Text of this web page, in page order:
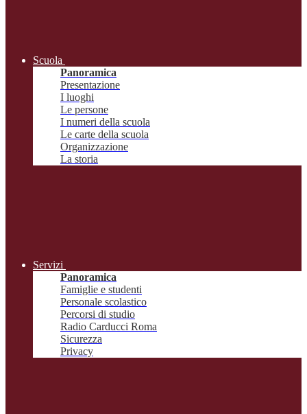
Scuola
Panoramica
Presentazione
I luoghi
Le persone
I numeri della scuola
Le carte della scuola
Organizzazione
La storia
Servizi
Panoramica
Famiglie e studenti
Personale scolastico
Percorsi di studio
Radio Carducci Roma
Sicurezza
Privacy